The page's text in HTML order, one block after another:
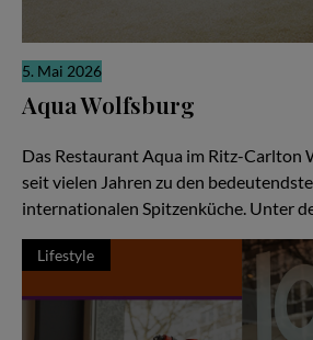
5. Mai 2026
Aqua Wolfsburg
Das Restaurant Aqua im Ritz-Carlton
seit vielen Jahren zu den
internationalen Spitzenküche. Unter
Lifestyle